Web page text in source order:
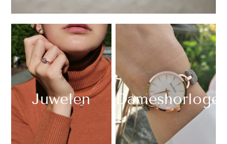
Juwelen Dameshorloges